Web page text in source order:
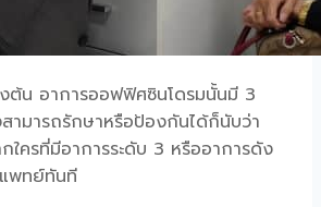
ต้น อาการออฟฟิศซินโดรมนั้นมี 3
ามารถรักษาหรือป้องกันได้ก็นับว่า
ใครที่มีอาการระดับ 3 หรืออาการดัง
พทย์ทันที